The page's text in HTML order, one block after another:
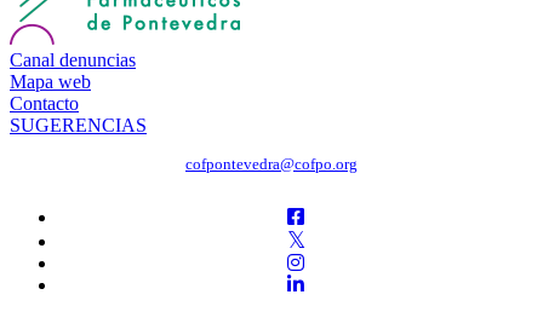
Canal denuncias
Mapa web
Contacto
SUGERENCIAS
cofpontevedra@cofpo.org